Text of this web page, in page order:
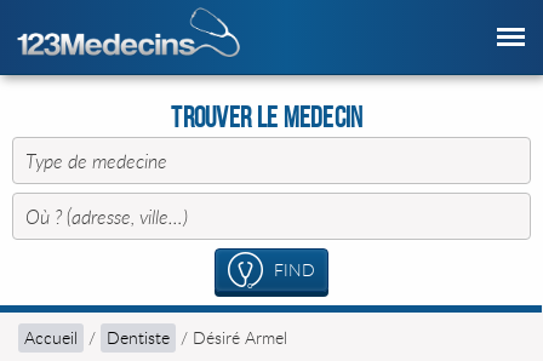
Trouver le Medecin
FIND
Accueil / Dentiste / Désiré Armel